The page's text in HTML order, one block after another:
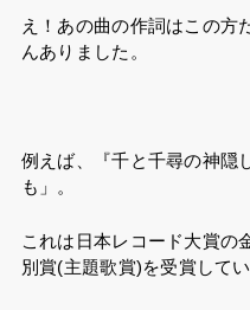
え！あの曲の作詞はこの方
んありました。
例えば、『千と千尋の神隠
も」。
これは日本レコード大賞の
別賞(主題歌賞)を受賞してい